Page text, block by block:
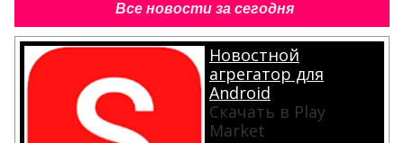
Все новости за сегодня
Новостной
агрегатор для
Android
Скачать в Play
Market